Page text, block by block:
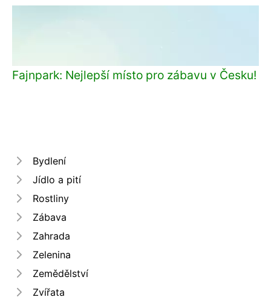
Fajnpark: Nejlepší místo pro zábavu v Česku!
Bydlení
Jídlo a pití
Rostliny
Zábava
Zahrada
Zelenina
Zemědělství
Zvířata